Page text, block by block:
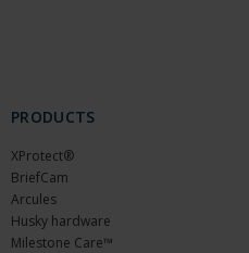
PRODUCTS
XProtect®
BriefCam
Arcules
Husky hardware
Milestone Care™